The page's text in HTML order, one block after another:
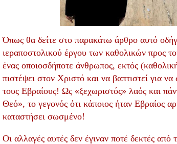
Όπως θα δείτε στο παρακάτω άρθρο αυτό
ιεραποστολικού έργου των καθολικών προς
ένας οποιοσδήποτε άνθρωπος, εκτός
πιστέψει στον Χριστό και να βαπτιστεί για
τους Εβραίους! Ως «ξεχωριστός» λαός και
Θεό», το γεγονός ότι κάποιος ήταν Εβραίος
καταστήσει σωσμένο!
Οι αλλαγές αυτές δεν έγιναν ποτέ δεκτές από